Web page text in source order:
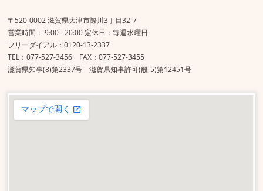
〒520-0002 滋賀県大津市際川3丁目32-7
営業時間： 9:00 - 20:00 定休日：毎週水曜日
フリーダイアル：0120-13-2337
TEL：077-527-3456 FAX：077-527-3455
滋賀県知事(8)第2337号 滋賀県知事許可(般-5)第12451号